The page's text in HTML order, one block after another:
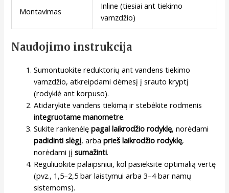
Montavimas
Inline (tiesiai ant tiekimo
vamzdžio)
Naudojimo instrukcija
Sumontuokite reduktorių ant vandens tiekimo
vamzdžio, atkreipdami dėmesį į srauto kryptį
(rodyklė ant korpuso).
Atidarykite vandens tiekimą ir stebėkite rodmenis
integruotame manometre.
Sukite rankenėlępagal laikrodžio rodyklę, norėdami
padidinti slėgį, arbaprieš laikrodžio rodyklę,
norėdami jįsumažinti.
Reguliuokite palaipsniui, kol pasieksite optimalią vertę
(pvz., 1,5–2,5 bar laistymui arba 3–4 bar namų
sistemoms).